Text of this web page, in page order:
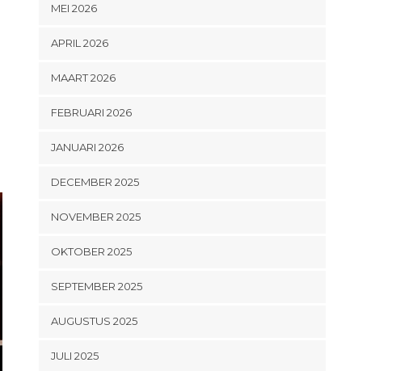
MEI 2026
APRIL 2026
MAART 2026
FEBRUARI 2026
JANUARI 2026
DECEMBER 2025
NOVEMBER 2025
OKTOBER 2025
SEPTEMBER 2025
AUGUSTUS 2025
JULI 2025